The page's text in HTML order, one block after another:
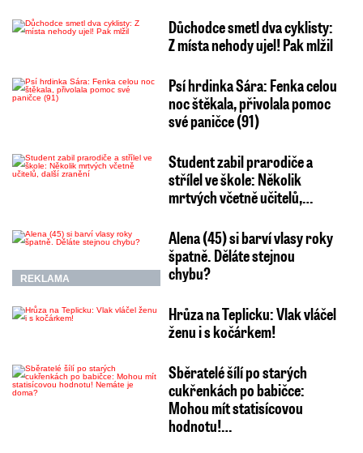
Důchodce smetl dva cyklisty:
Z místa nehody ujel! Pak mlžil
Psí hrdinka Sára: Fenka celou
noc štěkala, přivolala pomoc
své paničce (91)
Student zabil prarodiče a
střílel ve škole: Několik
mrtvých včetně učitelů,…
REKLAMA
Alena (45) si barví vlasy roky
špatně. Děláte stejnou
chybu?
Hrůza na Teplicku: Vlak vláčel
ženu i s kočárkem!
Sběratelé šílí po starých
cukřenkách po babičce:
Mohou mít statisícovou
hodnotu!…